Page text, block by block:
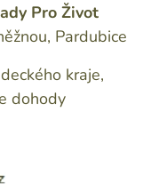
Pro Život
Pardubice
kraje,
dohody